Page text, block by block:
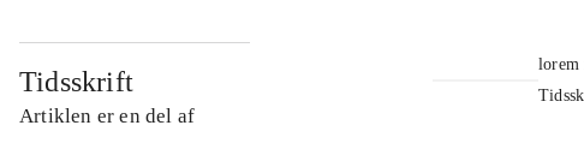
Tidsskrift
Artiklen er en del af
lorem